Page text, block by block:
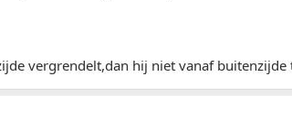
vergrendelt,dan hij niet vanaf buitenzijde